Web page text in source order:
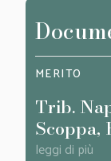
MERITO
Trib.
Scoppa,
leggi di più